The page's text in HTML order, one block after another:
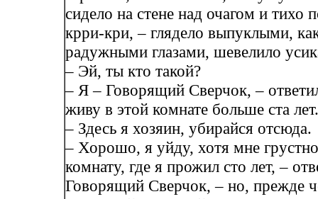
сидело на стене над очагом и тихо
крри-кри, – глядело выпуклыми,
радужными глазами, шевелило
– Эй, ты кто такой?
– Я – Говорящий Сверчок, –
живу в этой комнате больше ста лет.
– Здесь я хозяин, убирайся отсюда.
– Хорошо, я уйду, хотя мне
комнату, где я прожил сто лет, –
Говорящий Сверчок, – но, прежде